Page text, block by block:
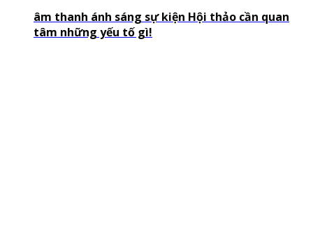
âm thanh ánh sáng sự kiện Hội thảo cần quan
tâm những yếu tố gì!